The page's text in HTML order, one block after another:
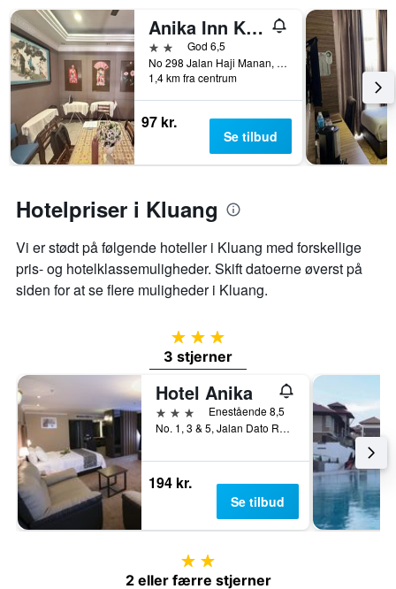
før
opholdet
Diagrammet
har
1
akse,
der
viser
den
pris
for
værelse
Anika Inn Kluang
2 stjernerGod 6,5
No 298 Jalan Haji Manan, Taman Lian Seng, Kluang, Malaysia
1,4 km fra centrum
97 kr.
Se tilbud
Hotelpriser i Kluang
Vi er stødt på følgende hoteller i Kluang med forskellige
pris- og hotelklassemuligheder. Skift datoerne øverst på
siden for at se flere muligheder i Kluang.
3 stjerner
3 stjerner
Hotel Anika
3 stjernerEnestående 8,5
No. 1, 3 & 5, Jalan Dato Rauf, Kluang, Malaysia
194 kr.
Se tilbud
2 stjerner
2 eller færre stjerner